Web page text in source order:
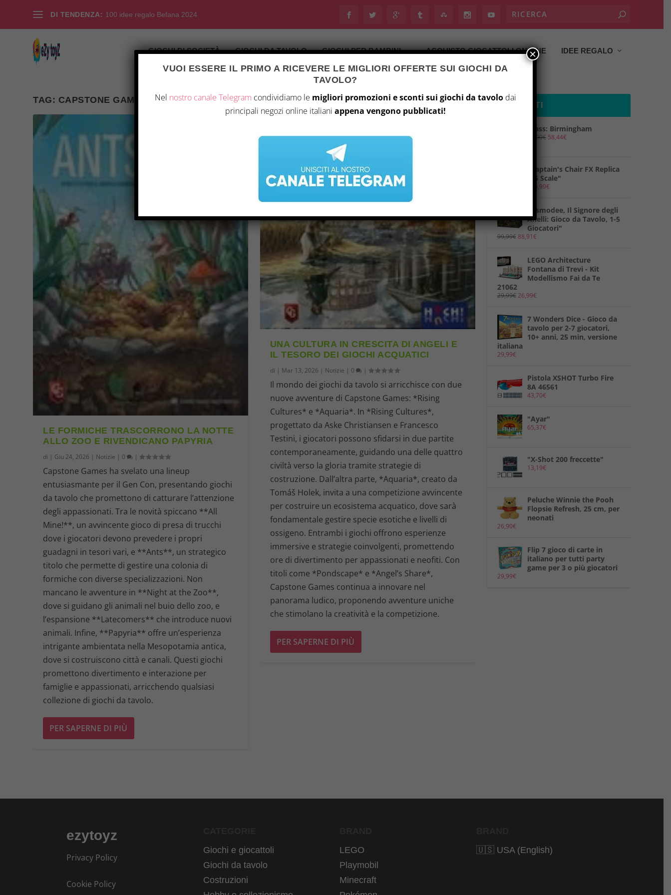
DI TENDENZA: 100 idee regalo Befana 2024
GIOCHI DI SOCIETÀ GIOCHI DA TAVOLO GIOCHI PER BAMBINI ACQUISTO GIOCATTOLI ON LINE IDEE REGALO
TAG: CAPSTONE GAMES
LE FORMICHE TRASCORRONO LA NOTTE
ALLO ZOO E RIVENDICANO PAPYRIA
di | Giu 24, 2026 | Notizie | 0 |
Capstone Games ha svelato una lineup
entusiasmante per il Gen Con, presentando giochi
da tavolo che promettono di catturare l’attenzione
degli appassionati. Tra le novità spiccano **All
Mine!**, un avvincente gioco di presa di trucchi
dove i giocatori devono prevedere i propri
guadagni in tesori vari, e **Ants**, un strategico
titolo che permette di gestire una colonia di
formiche con diverse specializzazioni. Non
mancano le avventure in **Night at the Zoo**,
dove si guidano gli animali nel buio dello zoo, e
l’espansione **Latecomers** che introduce nuovi
animali. Infine, **Papyria** offre un’esperienza
intrigante ambientata nella Mesopotamia antica,
dove si costruiscono città e canali. Questi giochi
promettono divertimento e interazione per
famiglie e appassionati, arricchendo qualsiasi
collezione di giochi da tavolo.
PER SAPERNE DI PIÙ
UNA CULTURA IN CRESCITA DI ANGELI E
IL TESORO DEI GIOCHI ACQUATICI
di | Mar 13, 2026 | Notizie | 0 |
Il mondo dei giochi da tavolo si arricchisce con due
nuove avventure di Capstone Games: *Rising
Cultures* e *Aquaria*. In *Rising Cultures*,
progettato da Aske Christiansen e Francesco
Testini, i giocatori possono sfidarsi in due partite
contemporaneamente, guidando una delle quattro
civiltà verso la gloria tramite strategie di
costruzione. Dall’altra parte, *Aquaria*, creato da
Tomáš Holek, invita a una competizione avvincente
per costruire un ecosistema acquatico, dove sarà
fondamentale gestire specie esotiche e livelli di
ossigeno. Entrambi i giochi offrono esperienze
immersive e strategie coinvolgenti, promettendo
ore di divertimento per appassionati e neofiti. Con
titoli come *Pondscape* e *Angel’s Share*,
Capstone Games continua a innovare nel
panorama ludico, proponendo avventure uniche
che stimolano la creatività e la competizione.
PER SAPERNE DI PIÙ
PRODOTTI
Brass: Birmingham
69,90€ 58,44€
"Captain's Chair FX Replica
1/6 Scale"
149,99€
"Asmodee, Il Signore degli
Anelli: Gioco da Tavolo, 1-5
Giocatori"
99,99€ 88,91€
LEGO Architecture
Fontana di Trevi - Kit
Modellismo Fai da Te
21062
29,99€ 26,99€
7 Wonders Dice - Gioco da
tavolo per 2-7 giocatori,
10+ anni, 25 min, versione
italiana
29,99€
Pistola XSHOT Turbo Fire
8A 46561
43,70€
"Ayar"
65,37€
"X-Shot 200 freccette"
13,19€
Peluche Winnie the Pooh
Flopsie Refresh, 25 cm, per
neonati
26,90€
Flip 7 gioco di carte in
italiano per tutti party
game per 3 o più giocatori
29,99€
ezytoyz
Privacy Policy
Cookie Policy
Giochi e giocattoli
Giochi da tavolo
Costruzioni
LEGO
Playmobil
Minecraft
🇺🇸 USA (English)
VUOI ESSERE IL PRIMO A RICEVERE LE MIGLIORI OFFERTE SUI GIOCHI DA
TAVOLO?
Nel nostro canale Telegram condividiamo le migliori promozioni e sconti sui giochi da tavolodai
principali negozi online italiani appena vengono pubblicati!
×